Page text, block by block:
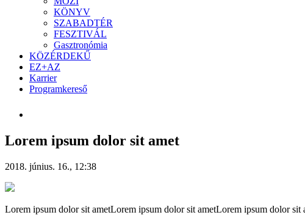
KÖNYV
SZABADTÉR
FESZTIVÁL
Gasztronómia
KÖZÉRDEKŰ
EZ+AZ
Karrier
Programkereső
Lorem ipsum dolor sit amet
2018. június. 16., 12:38
Lorem ipsum dolor sit ametLorem ipsum dolor sit ametLorem ipsum dolor